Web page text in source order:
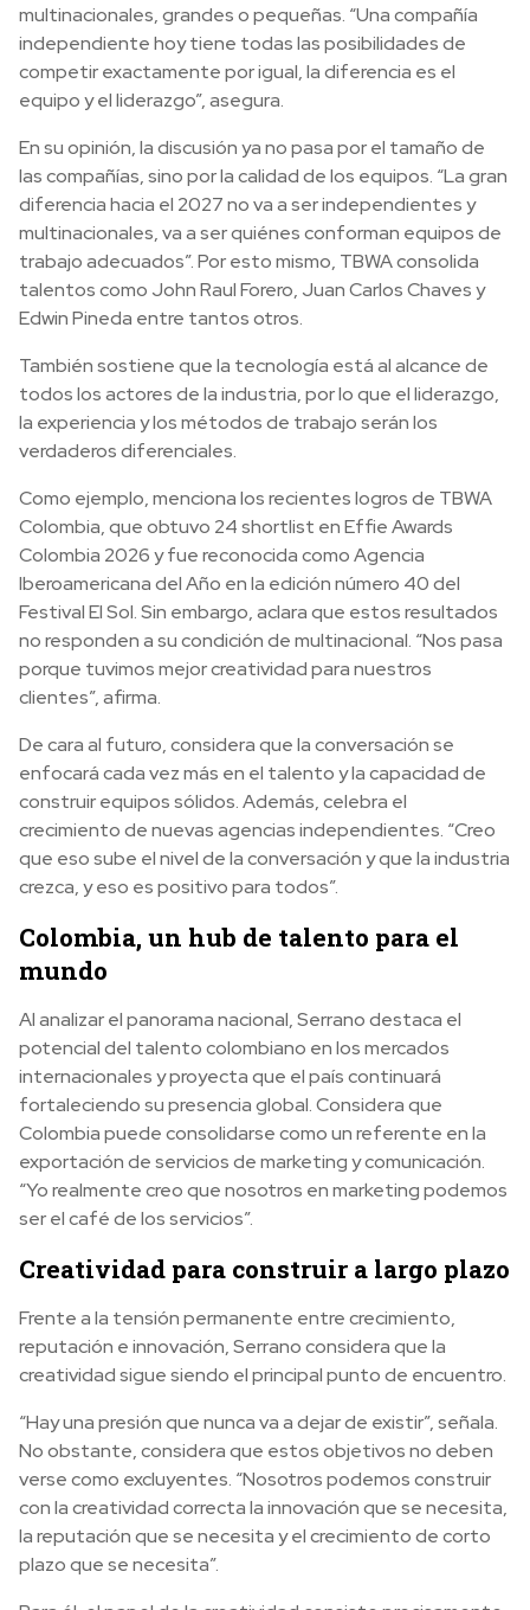
multinacionales, grandes o pequeñas. “Una compañía
independiente hoy tiene todas las posibilidades de
competir exactamente por igual, la diferencia es el
equipo y el liderazgo”, asegura.
En su opinión, la discusión ya no pasa por el tamaño de
las compañías, sino por la calidad de los equipos. “La gran
diferencia hacia el 2027 no va a ser independientes y
multinacionales, va a ser quiénes conforman equipos de
trabajo adecuados”. Por esto mismo, TBWA consolida
talentos como John Raul Forero, Juan Carlos Chaves y
Edwin Pineda entre tantos otros.
También sostiene que la tecnología está al alcance de
todos los actores de la industria, por lo que el liderazgo,
la experiencia y los métodos de trabajo serán los
verdaderos diferenciales.
Como ejemplo, menciona los recientes logros de TBWA
Colombia, que obtuvo 24 shortlist en Effie Awards
Colombia 2026 y fue reconocida como Agencia
Iberoamericana del Año en la edición número 40 del
Festival El Sol. Sin embargo, aclara que estos resultados
no responden a su condición de multinacional. “Nos pasa
porque tuvimos mejor creatividad para nuestros
clientes”, afirma.
De cara al futuro, considera que la conversación se
enfocará cada vez más en el talento y la capacidad de
construir equipos sólidos. Además, celebra el
crecimiento de nuevas agencias independientes. “Creo
que eso sube el nivel de la conversación y que la industria
crezca, y eso es positivo para todos”.
Colombia, un hub de talento para el
mundo
Al analizar el panorama nacional, Serrano destaca el
potencial del talento colombiano en los mercados
internacionales y proyecta que el país continuará
fortaleciendo su presencia global. Considera que
Colombia puede consolidarse como un referente en la
exportación de servicios de marketing y comunicación.
“Yo realmente creo que nosotros en marketing podemos
ser el café de los servicios”.
Creatividad para construir a largo plazo
Frente a la tensión permanente entre crecimiento,
reputación e innovación, Serrano considera que la
creatividad sigue siendo el principal punto de encuentro.
“Hay una presión que nunca va a dejar de existir”, señala.
No obstante, considera que estos objetivos no deben
verse como excluyentes. “Nosotros podemos construir
con la creatividad correcta la innovación que se necesita,
la reputación que se necesita y el crecimiento de corto
plazo que se necesita”.